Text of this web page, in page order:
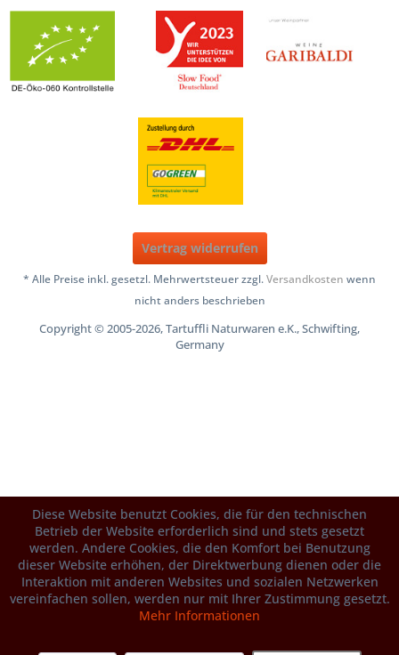
Vertrag widerrufen
* Alle Preise inkl. gesetzl. Mehrwertsteuer zzgl.Versandkosten wenn
nicht anders beschrieben
Copyright © 2005-2026, Tartuffli Naturwaren e.K., Schwifting,
Germany
Diese Website benutzt Cookies, die für den technischen
Betrieb der Website erforderlich sind und stets gesetzt
werden. Andere Cookies, die den Komfort bei Benutzung
dieser Website erhöhen, der Direktwerbung dienen oder die
Interaktion mit anderen Websites und sozialen Netzwerken
vereinfachen sollen, werden nur mit Ihrer Zustimmung gesetzt.
Mehr Informationen